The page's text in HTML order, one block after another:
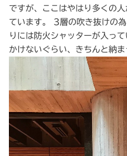
ですが、ここはやはり多くの
ています。 3層の吹き抜けの
りには防火シャッターが入っ
かけないぐらい、きちんと納ま